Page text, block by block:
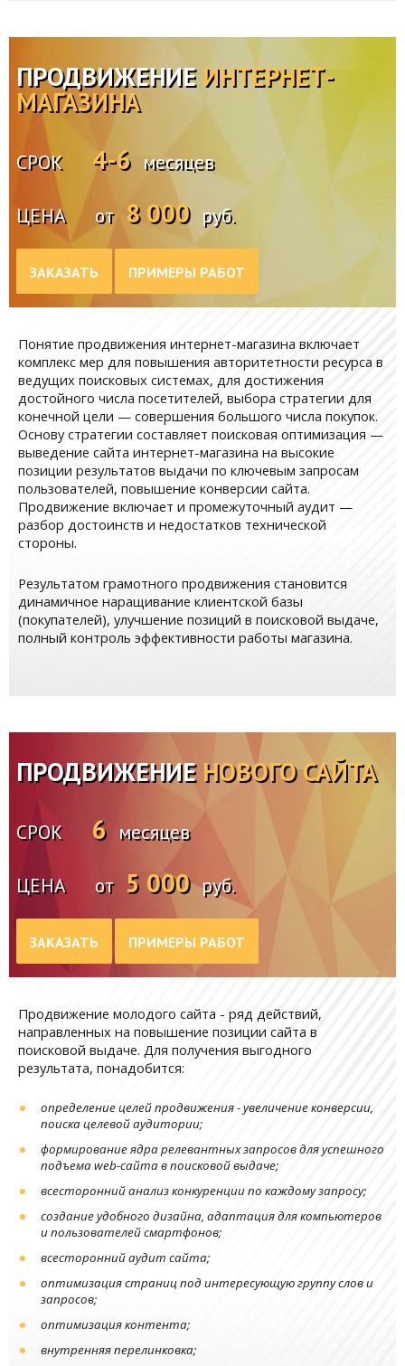
ПРОДВИЖЕНИЕ ИНТЕРНЕТ-
МАГАЗИНА
СРОК 4-6 месяцев
ЦЕНА от 8 000 руб.
ЗАКАЗАТЬ ПРИМЕРЫ РАБОТ
Понятие продвижения интернет-магазина включает
комплекс мер для повышения авторитетности ресурса в
ведущих поисковых системах, для достижения
достойного числа посетителей, выбора стратегии для
конечной цели — совершения большого числа покупок.
Основу стратегии составляет поисковая оптимизация —
выведение сайта интернет-магазина на высокие
позиции результатов выдачи по ключевым запросам
пользователей, повышение конверсии сайта.
Продвижение включает и промежуточный аудит —
разбор достоинств и недостатков технической
стороны.
Результатом грамотного продвижения становится
динамичное наращивание клиентской базы
(покупателей), улучшение позиций в поисковой выдаче,
полный контроль эффективности работы магазина.
ПРОДВИЖЕНИЕ НОВОГО САЙТА
СРОК 6 месяцев
ЦЕНА от 5 000 руб.
ЗАКАЗАТЬ ПРИМЕРЫ РАБОТ
Продвижение молодого сайта - ряд действий,
направленных на повышение позиции сайта в
поисковой выдаче. Для получения выгодного
результата, понадобится:
определение целей продвижения - увеличение конверсии,
поиска целевой аудитории;
формирование ядра релевантных запросов для успешного
подъема web-сайта в поисковой выдаче;
всесторонний анализ конкуренции по каждому запросу;
создание удобного дизайна, адаптация для компьютеров
и пользователей смартфонов;
всесторонний аудит сайта;
оптимизация страниц под интересующую группу слов и
запросов;
оптимизация контента;
внутренняя перелинковка;